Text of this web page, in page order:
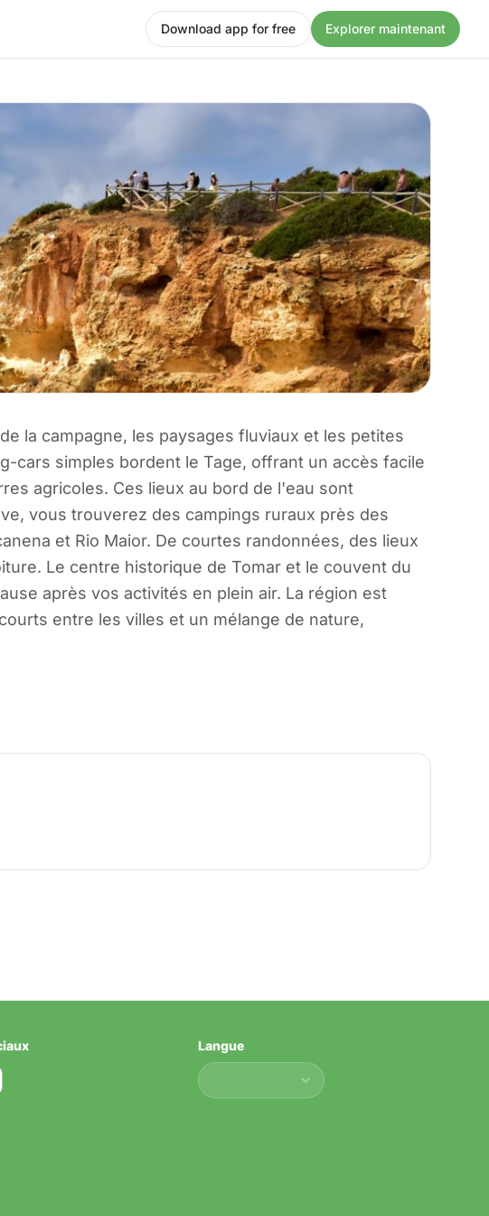
Download app for free Explorer maintenant
la campagne, les paysages fluviaux et les petites
cars simples bordent le Tage, offrant un accès facile
agricoles. Ces lieux au bord de l'eau sont
vous trouverez des campings ruraux près des
et Rio Maior. De courtes randonnées, des lieux
Le centre historique de Tomar et le couvent du
après vos activités en plein air. La région est
entre les villes et un mélange de nature,
Langue
Langue